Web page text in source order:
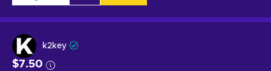
k2key
$7.50